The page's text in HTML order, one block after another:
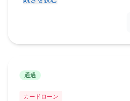
通過
カードローン